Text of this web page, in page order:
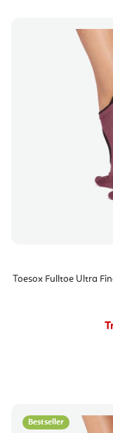
Toesox Fulltoe Ultra
Bestseller